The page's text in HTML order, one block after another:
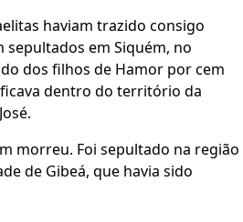
haviam trazido consigo
em Siquém, no
dos filhos de Hamor por cem
dentro do território da
morreu. Foi sepultado na região
de Gibeá, que havia sido